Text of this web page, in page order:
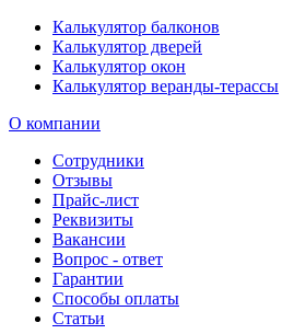
Калькулятор балконов
Калькулятор дверей
Калькулятор окон
Калькулятор веранды-терассы
О компании
Сотрудники
Отзывы
Прайс-лист
Реквизиты
Вакансии
Вопрос - ответ
Гарантии
Способы оплаты
Статьи